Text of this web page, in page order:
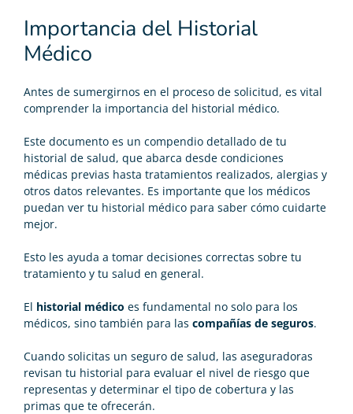
Importancia del Historial
Médico
Antes de sumergirnos en el proceso de solicitud, es vital
comprender la importancia del historial médico.
Este documento es un compendio detallado de tu
historial de salud, que abarca desde condiciones
médicas previas hasta tratamientos realizados, alergias y
otros datos relevantes. Es importante que los médicos
puedan ver tu historial médico para saber cómo cuidarte
mejor.
Esto les ayuda a tomar decisiones correctas sobre tu
tratamiento y tu salud en general.
El historial médico es fundamental no solo para los
médicos, sino también para las compañías de seguros.
Cuando solicitas un seguro de salud, las aseguradoras
revisan tu historial para evaluar el nivel de riesgo que
representas y determinar el tipo de cobertura y las
primas que te ofrecerán.